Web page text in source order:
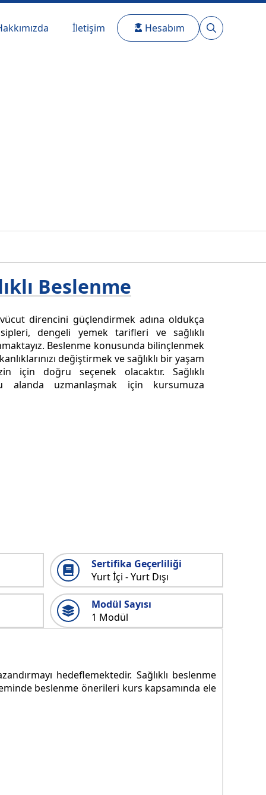
İletişim
Hesabım
Beslenme
direncini güçlendirmek adına oldukça
dengeli yemek tarifleri ve sağlıklı
Beslenme konusunda bilinçlenmek
değiştirmek ve sağlıklı bir yaşam
için doğru seçenek olacaktır. Sağlıklı
alanda uzmanlaşmak için kursumuza
Sertifika Geçerliliği
Yurt İçi - Yurt Dışı
Modül Sayısı
1 Modül
hedeflemektedir. Sağlıklı beslenme
beslenme önerileri kurs kapsamında ele